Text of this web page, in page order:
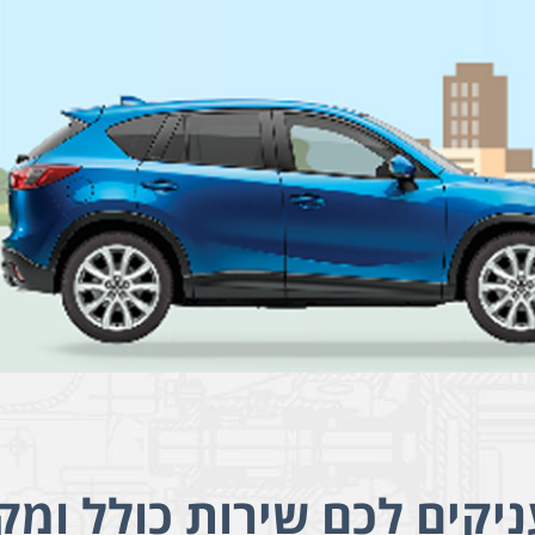
לכם שירות כולל